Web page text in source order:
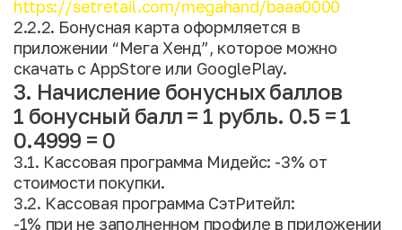
https://setretail.com/megahand/baaa0000
2.2.2. Бонусная карта оформляется в
приложении “Мега Хенд”, которое можно
скачать с AppStore или GooglePlay.
3. Начисление бонусных баллов
1 бонусный балл = 1 рубль. 0.5 = 1
0.4999 = 0
3.1. Кассовая программа Мидейс: -3% от
стоимости покупки.
3.2. Кассовая программа СэтРитейл:
-1% при не заполненном профиле в приложении